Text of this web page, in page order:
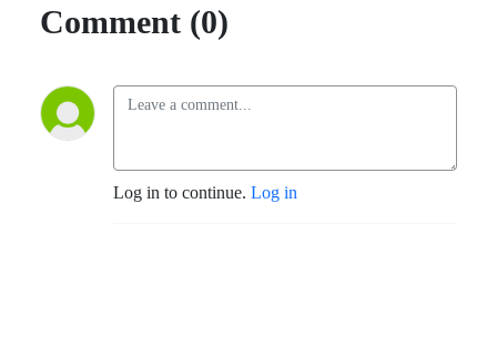
Comment (0)
Log in to continue. Log in